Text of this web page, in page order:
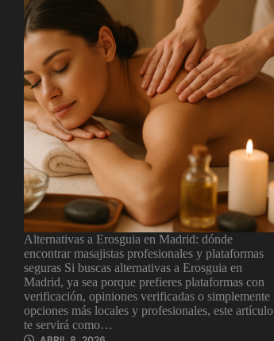
Alternativas a Erosguia en Madrid: dónde
encontrar masajistas profesionales y plataformas
seguras Si buscas alternativas a Erosguia en
Madrid, ya sea porque prefieres plataformas con
verificación, opiniones verificadas o simplemente
opciones más locales y profesionales, este artículo
te servirá como…